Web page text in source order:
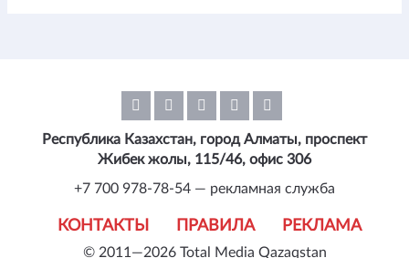
© 2011—2026 Total Media Qazaqstan
КОНТАКТЫ ПРАВИЛА РЕКЛАМА
Республика Казахстан, город Алматы, проспект
Жибек жолы, 115/46, офис 306
+7 700 978-78-54 — рекламная служба